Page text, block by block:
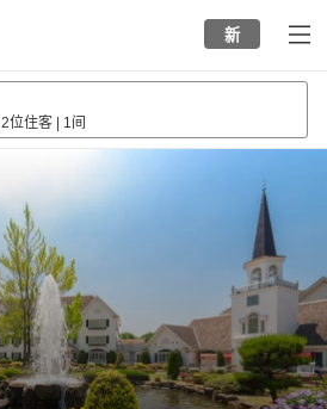
新
2位住客 1间